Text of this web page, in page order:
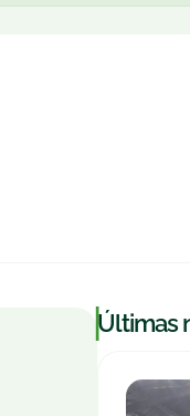
|Últimas